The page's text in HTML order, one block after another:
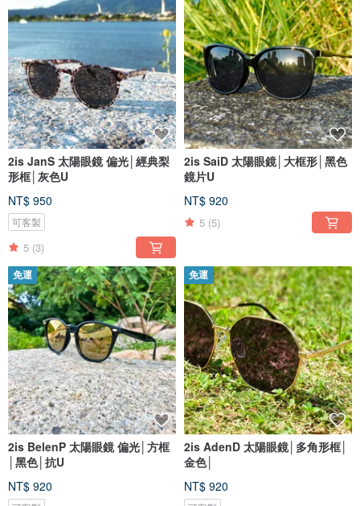
2is JanS 太陽眼鏡 偏光│經典梨
形框│灰色U
NT$ 950
可客製
5 (3)
2is SaiD 太陽眼鏡│大框形│黑色
鏡片U
NT$ 920
5 (5)
免運
2is BelenP 太陽眼鏡 偏光│方框
│黑色│抗U
NT$ 920
免運
2is AdenD 太陽眼鏡│多角形框│
金色│
NT$ 920